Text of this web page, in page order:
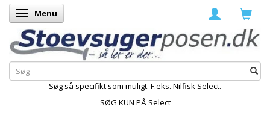
Skifte navigation
Menu
Søg så specifikt som muligt. F.eks. Nilfisk Select.
SØG KUN PÅ Select